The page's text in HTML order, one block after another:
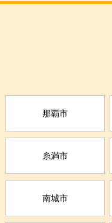
那覇市
糸満市
南城市